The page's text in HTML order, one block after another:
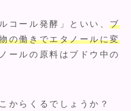
コール発酵」といい、ブ
の働きでエタノールに変
ールの原料はブドウ中の
からくるでしょうか？